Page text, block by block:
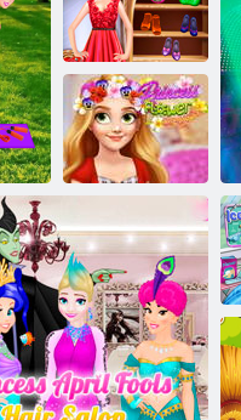
Sfilata di moda
del college
Moda
principessa
Principessa
corona di fiori